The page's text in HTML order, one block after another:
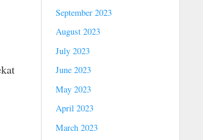
September 2023
August 2023
July 2023
June 2023
May 2023
April 2023
March 2023